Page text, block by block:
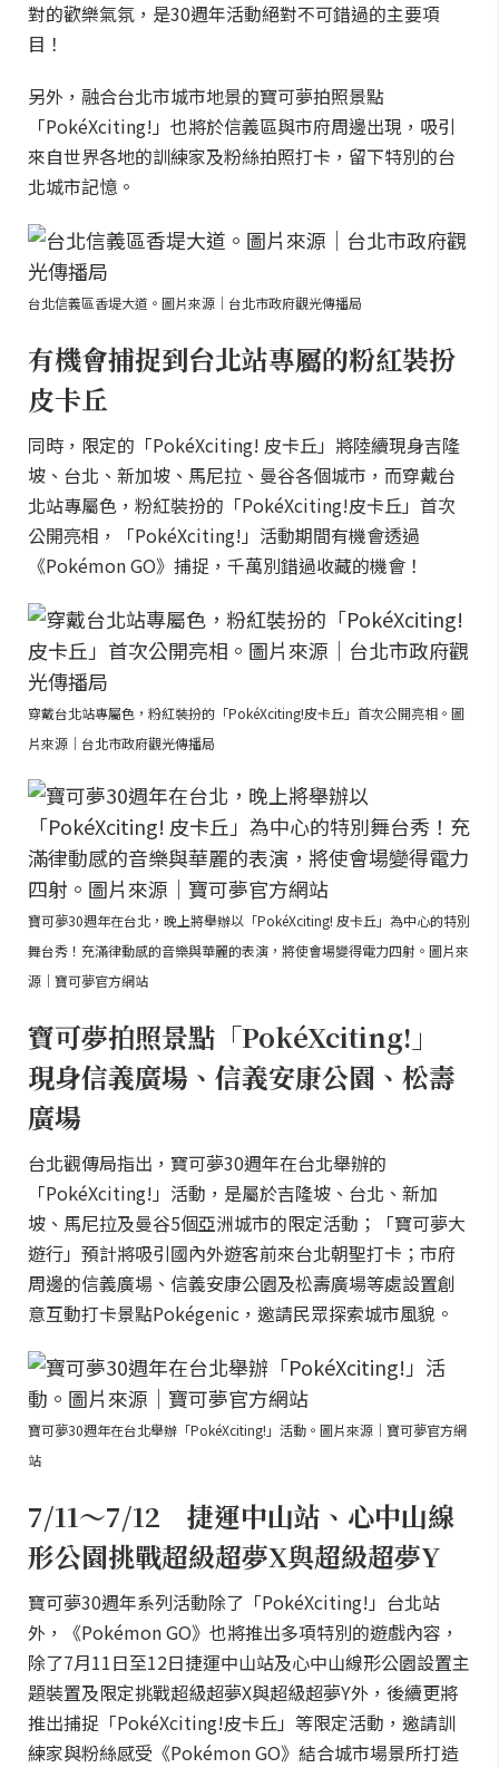
對的歡樂氣氛，是30週年活動絕對不可錯過的主要項
目！
另外，融合台北市城市地景的寶可夢拍照景點
「PokéXciting!」也將於信義區與市府周邊出現，吸引
來自世界各地的訓練家及粉絲拍照打卡，留下特別的台
北城市記憶。
台北信義區香堤大道。圖片來源｜台北市政府觀光傳播局
有機會捕捉到台北站專屬的粉紅裝扮
皮卡丘
同時，限定的「PokéXciting! 皮卡丘」將陸續現身吉隆
坡、台北、新加坡、馬尼拉、曼谷各個城市，而穿戴台
北站專屬色，粉紅裝扮的「PokéXciting!皮卡丘」首次
公開亮相，「PokéXciting!」活動期間有機會透過
《Pokémon GO》捕捉，千萬別錯過收藏的機會！
穿戴台北站專屬色，粉紅裝扮的「PokéXciting!皮卡丘」首次公開亮相。圖
片來源｜台北市政府觀光傳播局
寶可夢30週年在台北，晚上將舉辦以「PokéXciting! 皮卡丘」為中心的特別
舞台秀！充滿律動感的音樂與華麗的表演，將使會場變得電力四射。圖片來
源｜寶可夢官方網站
寶可夢拍照景點「PokéXciting!」
現身信義廣場、信義安康公園、松壽
廣場
台北觀傳局指出，寶可夢30週年在台北舉辦的
「PokéXciting!」活動，是屬於吉隆坡、台北、新加
坡、馬尼拉及曼谷5個亞洲城市的限定活動；「寶可夢大
遊行」預計將吸引國內外遊客前來台北朝聖打卡；市府
周邊的信義廣場、信義安康公園及松壽廣場等處設置創
意互動打卡景點Pokégenic，邀請民眾探索城市風貌。
寶可夢30週年在台北舉辦「PokéXciting!」活動。圖片來源｜寶可夢官方網
站
7/11～7/12 捷運中山站、心中山線
形公園挑戰超級超夢X與超級超夢Y
寶可夢30週年系列活動除了「PokéXciting!」台北站
外，《Pokémon GO》也將推出多項特別的遊戲內容，
除了7月11日至12日捷運中山站及心中山線形公園設置主
題裝置及限定挑戰超級超夢X與超級超夢Y外，後續更將
推出捕捉「PokéXciting!皮卡丘」等限定活動，邀請訓
練家與粉絲感受《Pokémon GO》結合城市場景所打造